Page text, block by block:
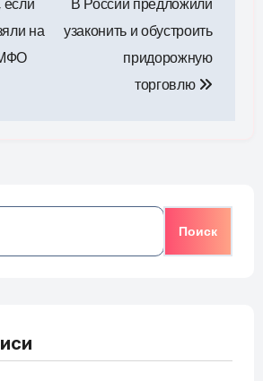
если
на
В России предложили
узаконить и обустроить
придорожную
торговлю